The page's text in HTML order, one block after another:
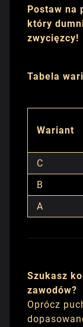
Postaw na
który
zwycięzcy!
Tabela
Wariant
C
B
A
Szukasz
zawodów?
Oprócz